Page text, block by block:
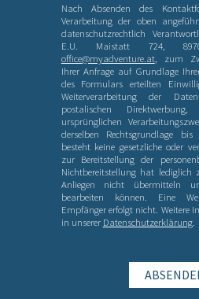
Nach Absenden des
Verarbeitung der oben
datenschutzrechtlich
E.U. Maistatt 724,
office@myadventure.at, zum
Ihrer Anfrage auf Grundlage
des Formulars erteilten
Weiterverarbeitung der
postalischen
ursprünglichen
derselben Rechtsgrundlage
besteht keine gesetzliche oder
zur Bereitstellung der
Nichtbereitstellung hat lediglich
Anliegen nicht übermitteln
bearbeiten können. Eine
Empfänger erfolgt nicht. Weitere
in unserer Datenschutzerklärung.